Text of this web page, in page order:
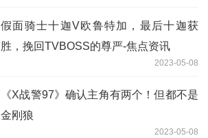
假面骑士十迦V欧鲁特加，最后十迦获
胜，挽回TVBOSS的尊严-焦点资讯
2023-05-08
《X战警97》确认主角有两个！但都不是
金刚狼
2023-05-08